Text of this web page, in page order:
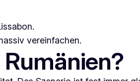
vereinfachen.